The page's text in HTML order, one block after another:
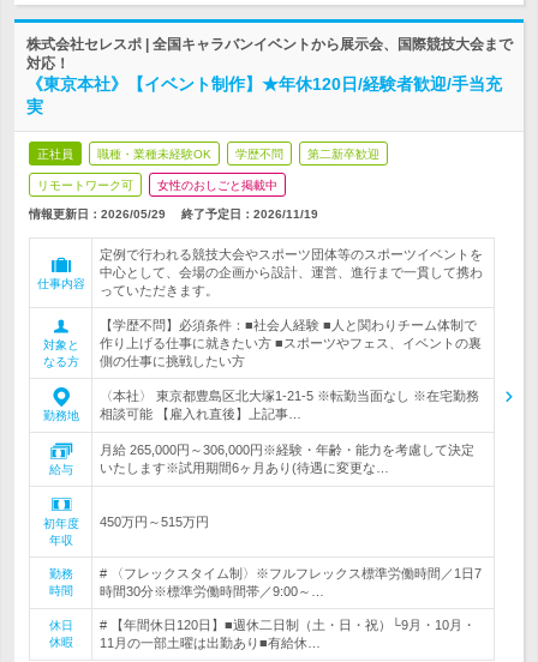
株式会社セレスポ | 全国キャラバンイベントから展示会、国際競技大会まで
対応！
《東京本社》【イベント制作】★年休120日/経験者歓迎/手当充
実
正社員 職種・業種未経験OK 学歴不問 第二新卒歓迎
リモートワーク可 女性のおしごと掲載中
情報更新日：2026/05/29 終了予定日： 2026/11/19
仕事内容
定例で行われる競技大会やスポーツ団体等のスポーツイベントを
中心として、会場の企画から設計、運営、進行まで一貫して携わ
っていただきます。
対象と
なる方
【学歴不問】必須条件：■社会人経験 ■人と関わりチーム体制で
作り上げる仕事に就きたい方 ■スポーツやフェス、イベントの裏
側の仕事に挑戦したい方
勤務地
〈本社〉 東京都豊島区北大塚1-21-5 ※転勤当面なし ※在宅勤務
相談可能 【雇入れ直後】上記事…
給与
月給 265,000円～306,000円※経験・年齢・能力を考慮して決定
いたします※試用期間6ヶ月あり(待遇に変更な…
初年度
年収
450万円～515万円
勤務
時間
# 〈フレックスタイム制〉※フルフレックス標準労働時間／1日7
時間30分※標準労働時間帯／9:00～…
休日
休暇
# 【年間休日120日】■週休二日制（土・日・祝）└9月・10月・
11月の一部土曜は出勤あり■有給休…